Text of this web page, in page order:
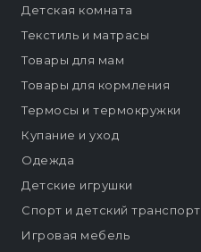
Детская комната
Текстиль и матрасы
Товары для мам
Товары для кормления
Термосы и термокружки
Купание и уход
Одежда
Детские игрушки
Спорт и детский транспорт
Игровая мебель